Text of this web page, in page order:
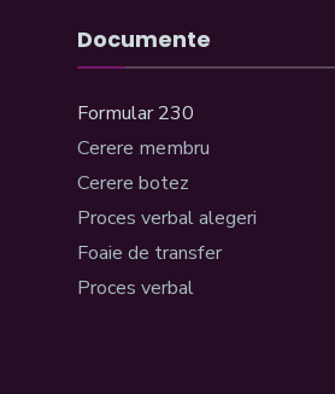
Documente
Formular 230
Cerere membru
Cerere botez
Proces verbal alegeri
Foaie de transfer
Proces verbal